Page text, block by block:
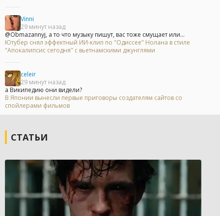
Vinni
29 минут назад
@Obmazannyj, а то что музыку пишут, вас тоже смущает или...
Ютубер снял эффектный ИИ-клип по "Одиссее" Нолана в стиле
"Апокалипсис сегодня" с вьетнамскими джунглями
celeir
29 минут назад
а Википедию они видели?
В Японии вынесли первые приговоры создателям сайтов со
спойлерами фильмов
СТАТЬИ